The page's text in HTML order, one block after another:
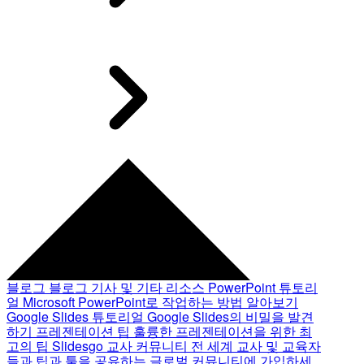
블로그 블로그 기사 및 기타 리소스 PowerPoint 튜토리
얼 Microsoft PowerPoint로 작업하는 방법 알아보기
Google Slides 튜토리얼 Google Slides의 비밀을 발견
하기 프레젠테이션 팁 훌륭한 프레젠테이션을 위한 최
고의 팁 Slidesgo 교사 커뮤니티 전 세계 교사 및 교육자